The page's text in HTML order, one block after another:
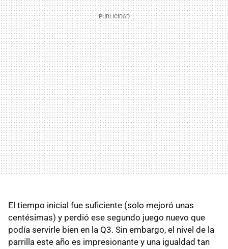
El tiempo inicial fue suficiente (solo mejoró unas
centésimas) y perdió ese segundo juego nuevo que
podía servirle bien en la Q3. Sin embargo, el nivel de la
parrilla este año es impresionante y una igualdad tan